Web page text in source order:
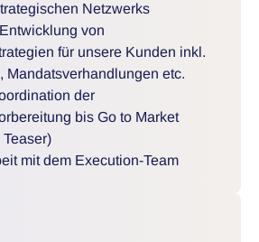
Netzwerks
von
für unsere Kunden inkl.
Mandatsverhandlungen etc.
der
bis Go to Market
Teaser)
mit dem Execution-Team